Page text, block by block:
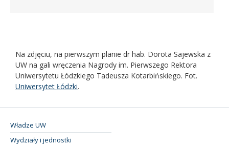
Na zdjęciu, na pierwszym planie dr hab. Dorota Sajewska z
UW na gali wręczenia Nagrody im. Pierwszego Rektora
Uniwersytetu Łódzkiego Tadeusza Kotarbińskiego. Fot.
Uniwersytet Łódzki.
Władze UW
Wydziały i jednostki